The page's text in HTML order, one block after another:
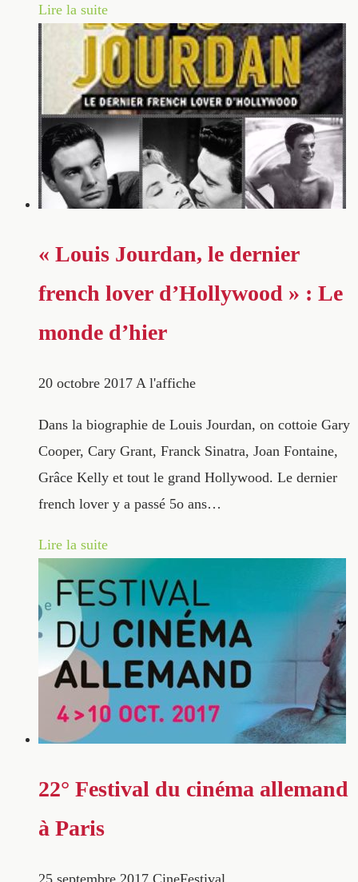
Lire la suite
« Louis Jourdan, le dernier
french lover d’Hollywood » : Le
monde d’hier
20 octobre 2017 A l'affiche
Dans la biographie de Louis Jourdan, on cottoie Gary
Cooper, Cary Grant, Franck Sinatra, Joan Fontaine,
Grâce Kelly et tout le grand Hollywood. Le dernier
french lover y a passé 5o ans…
Lire la suite
22° Festival du cinéma allemand
à Paris
25 septembre 2017 CineFestival